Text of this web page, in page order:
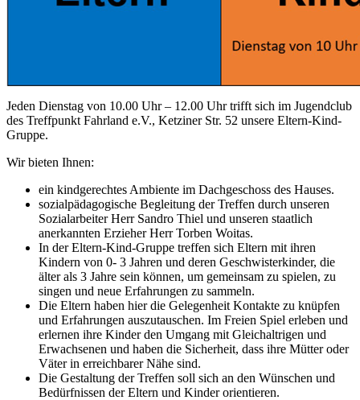
Jeden Dienstag von 10.00 Uhr – 12.00 Uhr trifft sich im Jugendclub
des Treffpunkt Fahrland e.V., Ketziner Str. 52 unsere Eltern-Kind-
Gruppe.
Wir bieten Ihnen:
ein kindgerechtes Ambiente im Dachgeschoss des Hauses.
sozialpädagogische Begleitung der Treffen durch unseren
Sozialarbeiter Herr Sandro Thiel und unseren staatlich
anerkannten Erzieher Herr Torben Woitas.
In der Eltern-Kind-Gruppe treffen sich Eltern mit ihren
Kindern von 0- 3 Jahren und deren Geschwisterkinder, die
älter als 3 Jahre sein können, um gemeinsam zu spielen, zu
singen und neue Erfahrungen zu sammeln.
Die Eltern haben hier die Gelegenheit Kontakte zu knüpfen
und Erfahrungen auszutauschen. Im Freien Spiel erleben und
erlernen ihre Kinder den Umgang mit Gleichaltrigen und
Erwachsenen und haben die Sicherheit, dass ihre Mütter oder
Väter in erreichbarer Nähe sind.
Die Gestaltung der Treffen soll sich an den Wünschen und
Bedürfnissen der Eltern und Kinder orientieren.